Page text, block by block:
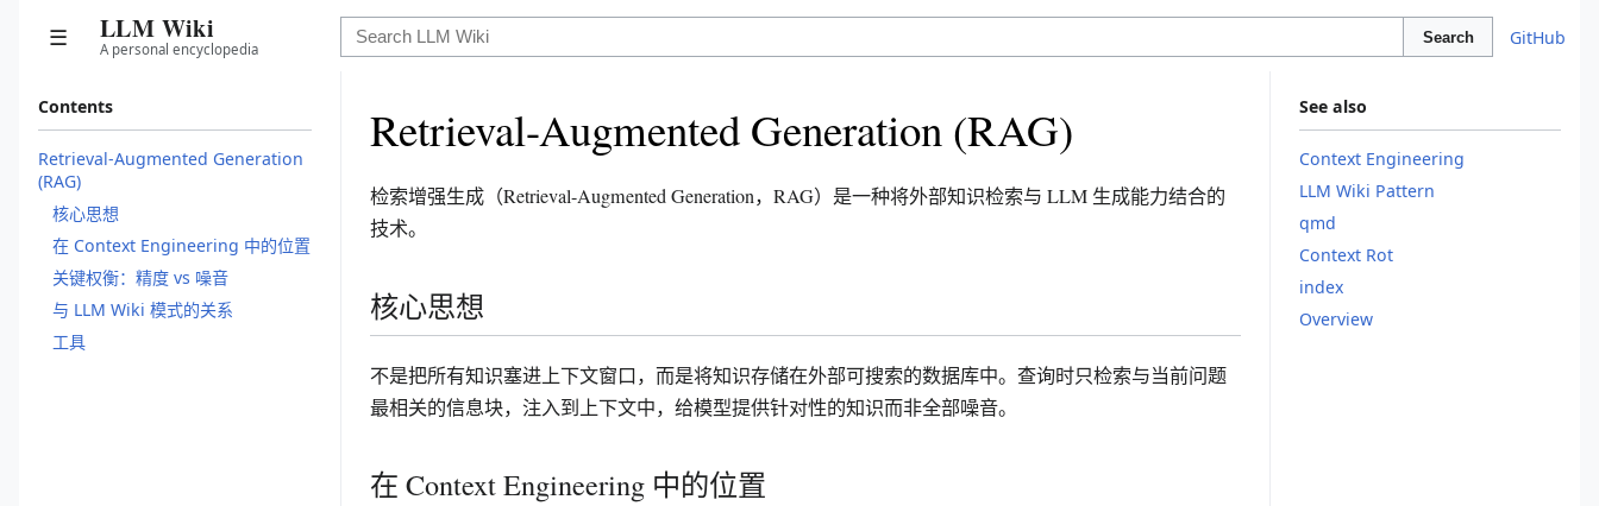
☰ LLM Wiki
A personal encyclopedia
Search GitHub
Contents
Retrieval-Augmented Generation
(RAG)
核心思想
在 Context Engineering 中的位置
关键权衡：精度 vs 噪音
与 LLM Wiki 模式的关系
工具
Retrieval-Augmented Generation (RAG)
检索增强生成（Retrieval-Augmented Generation，RAG）是一种将外部知识检索与 LLM 生成能力结合的
技术。
核心思想
不是把所有知识塞进上下文窗口，而是将知识存储在外部可搜索的数据库中。查询时只检索与当前问题
最相关的信息块，注入到上下文中，给模型提供针对性的知识而非全部噪音。
在 Context Engineering 中的位置
See also
Context Engineering
LLM Wiki Pattern
qmd
Context Rot
index
Overview